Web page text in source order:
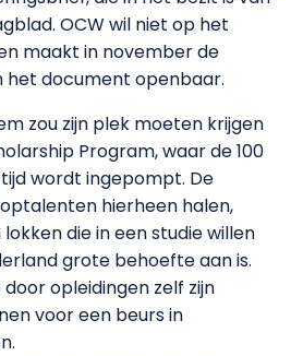
OCW wil niet op het
maakt in november de
het document openbaar.
zou zijn plek moeten krijgen
Program, waar de 100
wordt ingepompt. De
hierheen halen,
die in een studie willen
grote behoefte aan is.
opleidingen zelf zijn
voor een beurs in